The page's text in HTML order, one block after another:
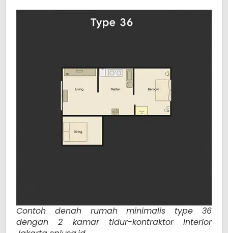
Contoh denah rumah minimalis type 36
dengan 2 kamar tidur-kontraktor interior